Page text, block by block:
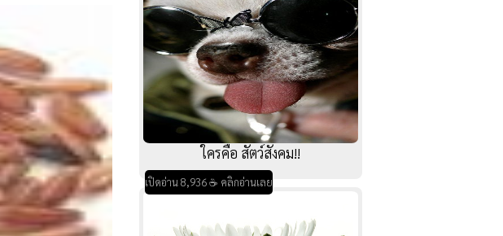
ใครคือ สัตว์สังคม!!
เปิดอ่าน 8,936 ☕ คลิกอ่านเลย